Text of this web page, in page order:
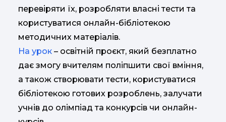
перевіряти їх, розробляти власні тести та
користуватися онлайн-бібліотекою
методичних матеріалів.
На урок – освітній проєкт, який безплатно
дає змогу вчителям поліпшити свої вміння,
а також створювати тести, користуватися
бібліотекою готових розроблень, залучати
учнів до олімпіад та конкурсів чи онлайн-